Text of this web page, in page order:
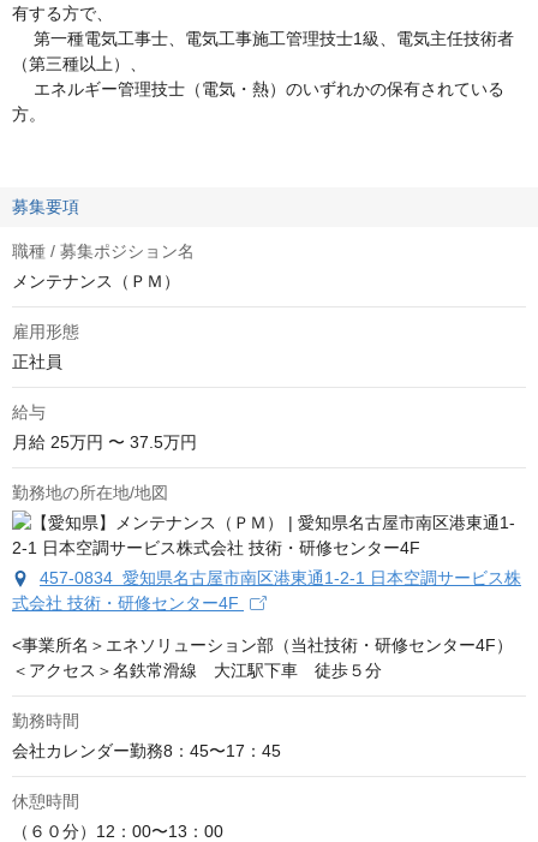
有する方で、
第一種電気工事士、電気工事施工管理技士1級、電気主任技術者
（第三種以上）、
エネルギー管理技士（電気・熱）のいずれかの保有されている
方。
募集要項
職種 / 募集ポジション名
メンテナンス（ＰＭ）
雇用形態
正社員
給与
月給 25万円 〜 37.5万円
勤務地の所在地/地図
457-0834 愛知県名古屋市南区港東通1-2-1 日本空調サービス株
式会社 技術・研修センター4F
<事業所名＞エネソリューション部（当社技術・研修センター4F）
＜アクセス＞名鉄常滑線　大江駅下車　徒歩５分
勤務時間
会社カレンダー勤務8：45〜17：45
休憩時間
（６０分）12：00〜13：00